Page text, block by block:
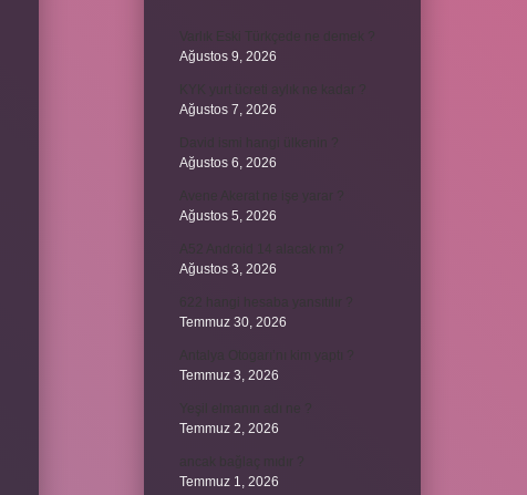
Ağustos 9, 2026
Ağustos 7, 2026
Ağustos 6, 2026
Ağustos 5, 2026
Ağustos 3, 2026
Temmuz 30, 2026
Temmuz 3, 2026
Temmuz 2, 2026
Temmuz 1, 2026